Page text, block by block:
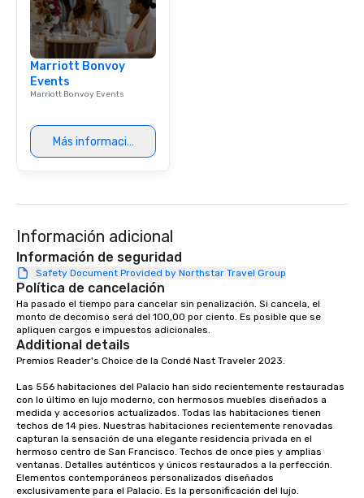
Marriott Bonvoy
Events
Marriott Bonvoy Events
Más información
Información adicional
Información de seguridad
Safety Document Provided by Northstar Travel Group
Política de cancelación
Ha pasado el tiempo para cancelar sin penalización. Si cancela, el
monto de decomiso será del 100,00 por ciento. Es posible que se
apliquen cargos e impuestos adicionales.
Additional details
Premios Reader's Choice de la Condé Nast Traveler 2023.
Las 556 habitaciones del Palacio han sido recientemente restauradas
con lo último en lujo moderno, con hermosos muebles diseñados a
medida y accesorios actualizados. Todas las habitaciones tienen
techos de 14 pies. Nuestras habitaciones recientemente renovadas
capturan la sensación de una elegante residencia privada en el
hermoso centro de San Francisco. Techos de once pies y amplias
ventanas. Detalles auténticos y únicos restaurados a la perfección.
Elementos contemporáneos personalizados diseñados
exclusivamente para el Palacio. Es la personificación del lujo.